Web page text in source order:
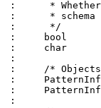
:      *
:      *
:      */
:     bool
:     char
:
:     /*
:
:
: